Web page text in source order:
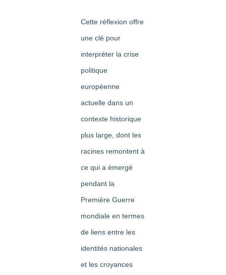
Cette réflexion offre
une clé pour
interpréter la crise
politique
européenne
actuelle dans un
contexte historique
plus large, dont les
racines remontent à
ce qui a émergé
pendant la
Première Guerre
mondiale en termes
de liens entre les
identités nationales
et les croyances